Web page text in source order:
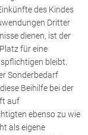
des Kindes
Dritter
dienen, ist der
für eine
bleibt.
Sonderbedarf
Beihilfe bei der
auf
ebenso zu wie
als eigene